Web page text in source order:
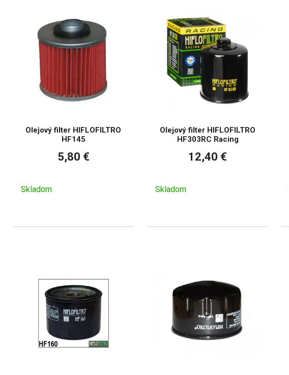
Olejový filter HIFLOFILTRO
HF145
5,80 €
Skladom
Olejový filter HIFLOFILTRO
HF303RC Racing
12,40 €
Skladom